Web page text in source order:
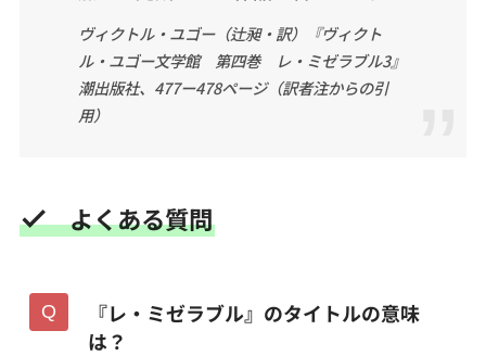
ヴィクトル・ユゴー（辻昶・訳）『ヴィクト
ル・ユゴー文学館 第四巻 レ・ミゼラブル3』
潮出版社、477ー478ページ（訳者注からの引
用）
よくある質問
『レ・ミゼラブル』のタイトルの意味
は？